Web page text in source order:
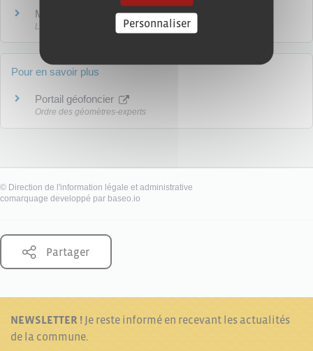
Mur mitoyen
Logement
Pour en savoir plus
Portail géofoncier
Ordre des géomètres-experts
© Direction de l'information légale et administrative
comarquage developpé par baseo.io
Partager
NEWSLETTER ! Je reste informé en recevant les actualités
de la commune.
Personnaliser